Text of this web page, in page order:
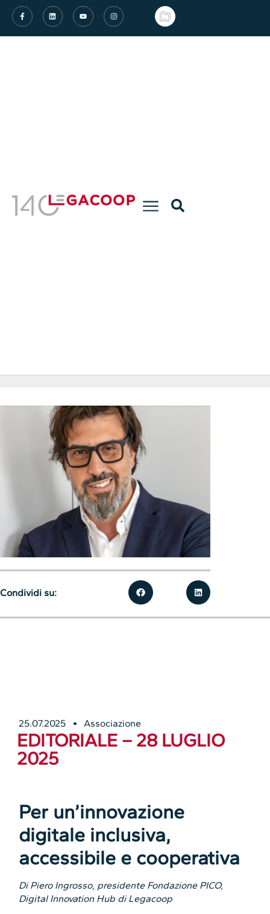
25.07.2025 Associazione
EDITORIALE – 28 LUGLIO
2025
Per un’innovazione
digitale inclusiva,
accessibile e cooperativa
Di Piero Ingrosso, presidente Fondazione PICO,
Digital Innovation Hub di Legacoop
Condividi su: